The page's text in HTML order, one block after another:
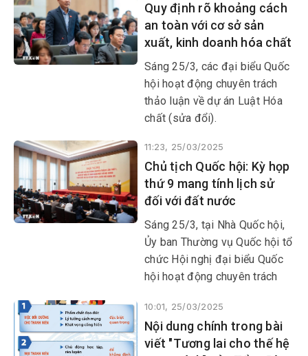
Quy định rõ khoảng cách
an toàn với cơ sở sản
xuất, kinh doanh hóa chất
Sáng 25/3, các đại biểu Quốc
hội hoạt động chuyên trách
thảo luận về dự án Luật Hóa
chất (sửa đổi).
11:23, 25/03/2025
Chủ tịch Quốc hội: Kỳ họp
thứ 9 mang tính lịch sử
đối với đất nước
Sáng 25/3, tại Nhà Quốc hội,
Ủy ban Thường vụ Quốc hội tổ
chức Hội nghị đại biểu Quốc
hội hoạt động chuyên trách
dung trình Quốc hội tại Kỳ họp
thứ 9, Quốc hội khóa XV.
10:01, 25/03/2025
Nội dung chính trong bài
viết "Tương lai cho thế hệ